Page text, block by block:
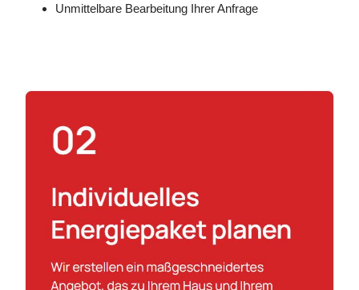
Unmittelbare Bearbeitung Ihrer Anfrage